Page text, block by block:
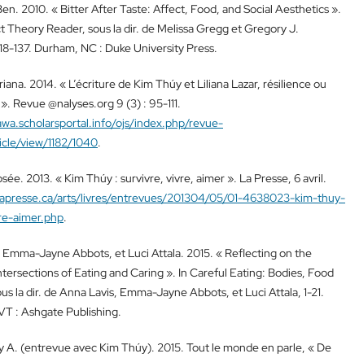
2010. « Bitter After Taste: Affect, Food, and Social Aesthetics ».
Theory Reader, sous la dir. de Melissa Gregg et Gregory J.
137. Durham, NC : Duke University Press.
2014. « L’écriture de Kim Thúy et Liliana Lazar, résilience ou
Revue @nalyses.org 9 (3) : 95-111.
ojs/index.php/revue-
view/1182/1040.
2013. « Kim Thúy : survivre, vivre, aimer ». La Presse, 6 avril.
arts/livres/entrevues/201304/05/01-4638023-kim-thuy-
aimer.php.
Emma-Jayne Abbots, et Luci Attala. 2015. « Reflecting on the
of Eating and Caring ». In Careful Eating: Bodies, Food
la dir. de Anna Lavis, Emma-Jayne Abbots, et Luci Attala, 1-21.
: Ashgate Publishing.
A. (entrevue avec Kim Thúy). 2015. Tout le monde en parle, « De